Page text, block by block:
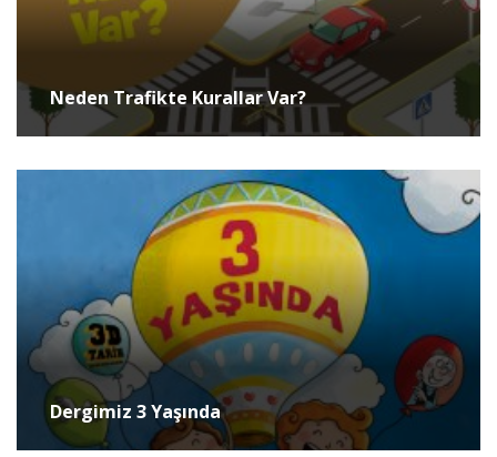
Neden Trafikte Kurallar Var?
Dergimiz 3 Yaşında